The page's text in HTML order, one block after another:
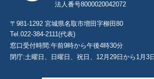
法人番号8000020042072
〒981-1292 宮城県名取市増田字柳田80
Tel.022-384-2111(代表)
窓口受付時間:午前9時から午後4時30分
閉庁:土曜日、日曜日、祝日、12月29日から1月3日